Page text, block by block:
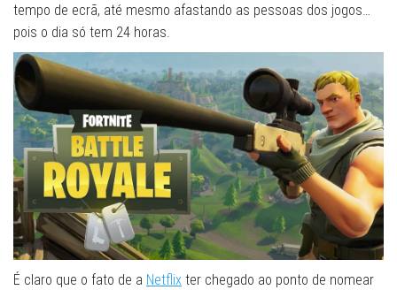
tempo de ecrã, até mesmo afastando as pessoas dos jogos…
pois o dia só tem 24 horas.
É claro que o fato de a Netflix ter chegado ao ponto de nomear